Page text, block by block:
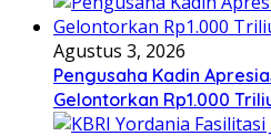
Agustus 3, 2026
Pengusaha Kadin
Gelontorkan Rp1.000